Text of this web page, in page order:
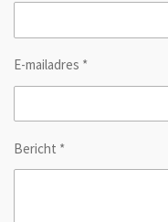
E-mailadres *
Bericht *